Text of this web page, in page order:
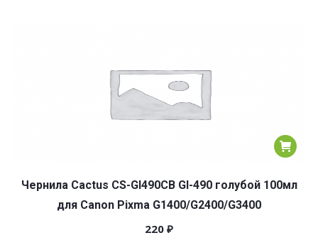
Чернила Cactus CS-GI490CB GI-490 голубой 100мл
для Canon Pixma G1400/G2400/G3400
220 ₽